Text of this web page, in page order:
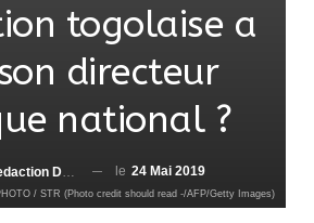
togolaise a
directeur
national ?
DjenaSport le 24 Mai 2019
/ STR (Photo credit should read -/AFP/Getty Images)